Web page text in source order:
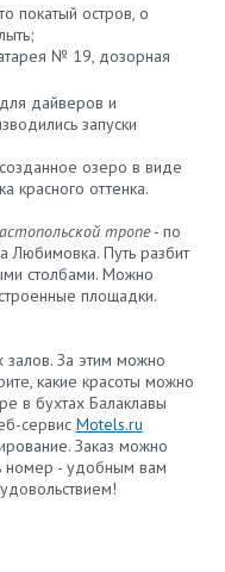
покатый остров, о
№ 19, дозорная
дайверов и
запуски
озеро в виде
красного оттенка.
тропе- по
Любимовка. Путь разбит
столбами. Можно
площадки.
залов. За этим можно
какие красоты можно
в бухтах Балаклавы
сервис Motels.ru
Заказ можно
номер - удобным вам